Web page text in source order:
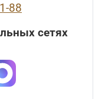
88
сетях